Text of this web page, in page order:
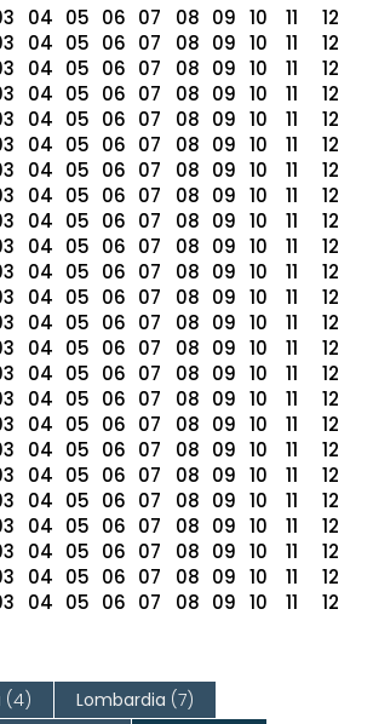
04 05 06 07 08 09 10 11
12
04 05 06 07 08 09 10 11
12
04 05 06 07 08 09 10 11
12
04 05 06 07 08 09 10 11
12
04 05 06 07 08 09 10 11
12
04 05 06 07 08 09 10 11
12
04 05 06 07 08 09 10 11
12
04 05 06 07 08 09 10 11
12
04 05 06 07 08 09 10 11
12
04 05 06 07 08 09 10 11
12
04 05 06 07 08 09 10 11
12
04 05 06 07 08 09 10 11
12
04 05 06 07 08 09 10 11
12
04 05 06 07 08 09 10 11
12
04 05 06 07 08 09 10 11
12
04 05 06 07 08 09 10 11
12
04 05 06 07 08 09 10 11
12
04 05 06 07 08 09 10 11
12
04 05 06 07 08 09 10 11
12
04 05 06 07 08 09 10 11
12
04 05 06 07 08 09 10 11
12
04 05 06 07 08 09 10 11
12
04 05 06 07 08 09 10 11
12
04 05 06 07 08 09 10 11 12
(4) Lombardia (7)